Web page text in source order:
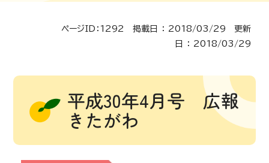
ページID：1292 掲載日 ： 2018/03/29 更新
日 ： 2018/03/29
平成30年4月号 広報
きたがわ